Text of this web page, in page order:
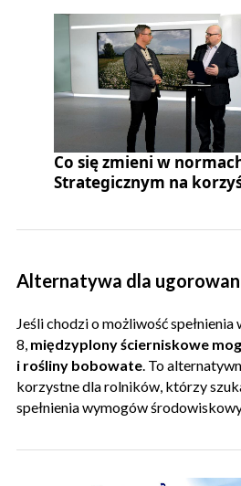
Co się zmieni w
Strategicznym na
Alternatywa dla
Jeśli chodzi o możliwość
8, międzyplony ścierniskowe
i rośliny bobowate. To
korzystne dla rolników, którzy
spełnienia wymogów